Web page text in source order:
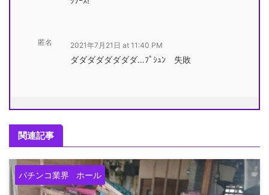
匿名 2021年7月21日 at 11:40 PM
ダダダダダダダダ…ﾌﾟｼｭﾝ 失敗
関連記事
パチンコ業界 ホール